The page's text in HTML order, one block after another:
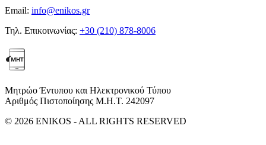
Email: info@enikos.gr
Τηλ. Επικοινωνίας: +30 (210) 878-8006
Μητρώο Έντυπου και Ηλεκτρονικού Τύπου
Αριθμός Πιστοποίησης Μ.Η.Τ. 242097
© 2026 ENIKOS - ALL RIGHTS RESERVED